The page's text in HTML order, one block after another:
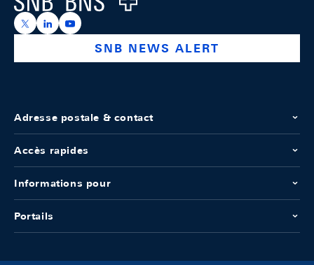
https://x.com/snb_bns
https://ch.linkedin.com/company/swiss-national-
https://www.youtube.com/@swissnationalbank
SNB NEWS ALERT
Adresse postale & contact
Accès rapides
Informations pour
Portails